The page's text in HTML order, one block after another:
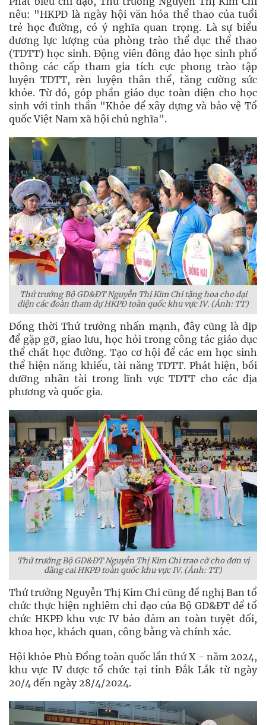
nêu: "HKPĐ là ngày hội văn hóa thể thao của tuổi
trẻ học đường, có ý nghĩa quan trọng. Là sự biểu
dương lực lượng của phòng trào thể dục thể thao
(TDTT) học sinh. Động viên đông đảo học sinh phổ
thông các cấp tham gia tích cực phong trào tập
luyện TDTT, rèn luyện thân thể, tăng cường sức
khỏe. Từ đó, góp phần giáo dục toàn diện cho học
sinh với tinh thần "Khỏe để xây dựng và bảo vệ Tổ
quốc Việt Nam xã hội chủ nghĩa".
Thứ trưởng Bộ GD&ĐT Nguyễn Thị Kim Chi tặng hoa cho đại
diện các đoàn tham dự HKPĐ toàn quốc khu vực IV. (Ảnh: TT)
Đồng thời Thứ trưởng nhấn mạnh, đây cũng là dịp
để gặp gỡ, giao lưu, học hỏi trong công tác giáo dục
thể chất học đường. Tạo cơ hội để các em học sinh
thể hiện năng khiếu, tài năng TDTT. Phát hiện, bồi
dưỡng nhân tài trong lĩnh vực TDTT cho các địa
phương và quốc gia.
Thứ trưởng Bộ GD&ĐT Nguyễn Thị Kim Chi trao cờ cho đơn vị
đăng cai HKPĐ toàn quốc khu vực IV. (Ảnh: TT)
Thứ trưởng Nguyễn Thị Kim Chi cũng đề nghị Ban tổ
chức thực hiện nghiêm chỉ đạo của Bộ GD&ĐT để tổ
chức HKPĐ khu vực IV bảo đảm an toàn tuyệt đối,
khoa học, khách quan, công bằng và chính xác.
Hội khỏe Phù Đổng toàn quốc lần thứ X - năm 2024,
khu vực IV được tổ chức tại tỉnh Đắk Lắk từ ngày
20/4 đến ngày 28/4/2024.